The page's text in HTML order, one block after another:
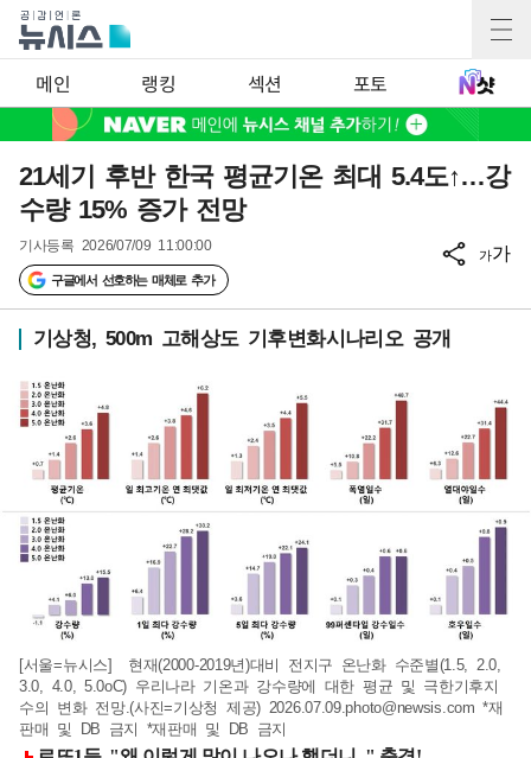
메인 랭킹 섹션 포토
21세기 후반 한국 평균기온 최대 5.4도↑…강
수량 15% 증가 전망
기사등록 2026/07/09 11:00:00
구글에서 선호하는 매체로 추가
가가
기상청, 500m 고해상도 기후변화시나리오 공개
[서울=뉴시스] 현재(2000-2019년)대비 전지구 온난화 수준별(1.5, 2.0,
3.0, 4.0, 5.0oC) 우리나라 기온과 강수량에 대한 평균 및 극한기후지
수의 변화 전망.(사진=기상청 제공) 2026.07.09.photo@newsis.com *재
판매 및 DB 금지 *재판매 및 DB 금지